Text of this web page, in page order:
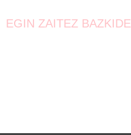
EGIN ZAITEZ BAZKIDE